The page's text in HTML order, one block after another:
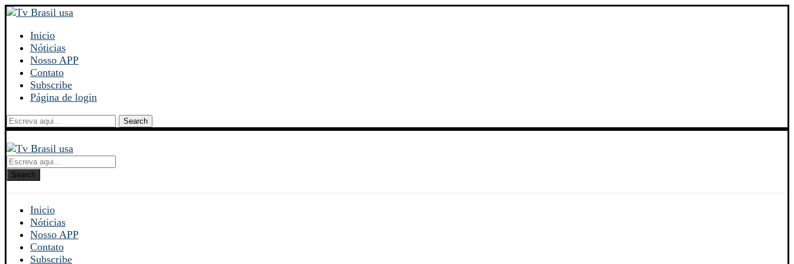
Inicio
Nóticias
Nosso APP
Contato
Subscribe
Página de login
Search
Search
Inicio
Nóticias
Nosso APP
Contato
Subscribe